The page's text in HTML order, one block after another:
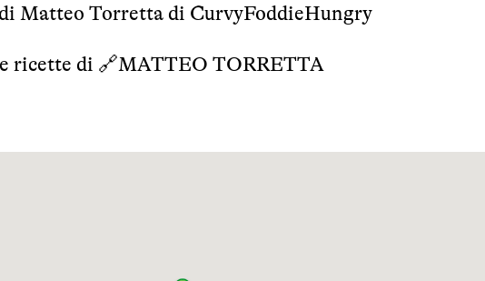
Matteo Torretta di CurvyFoddieHungry
ricette di 🔗MATTEO TORRETTA